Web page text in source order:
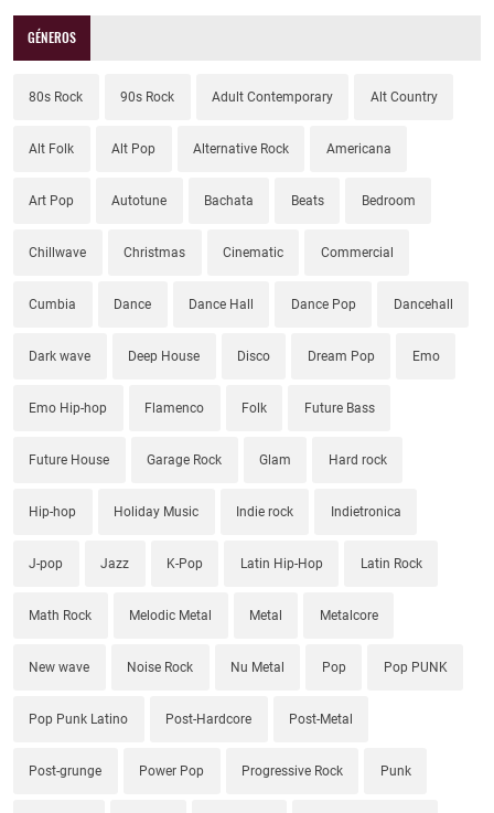
GÉNEROS
80s Rock 90s Rock Adult Contemporary Alt Country
Alt Folk Alt Pop Alternative Rock Americana
Art Pop Autotune Bachata Beats Bedroom
Chillwave Christmas Cinematic Commercial
Cumbia Dance Dance Hall Dance Pop Dancehall
Dark wave Deep House Disco Dream Pop Emo
Emo Hip-hop Flamenco Folk Future Bass
Future House Garage Rock Glam Hard rock
Hip-hop Holiday Music Indie rock Indietronica
J-pop Jazz K-Pop Latin Hip-Hop Latin Rock
Math Rock Melodic Metal Metal Metalcore
New wave Noise Rock Nu Metal Pop Pop PUNK
Pop Punk Latino Post-Hardcore Post-Metal
Post-grunge Power Pop Progressive Rock Punk